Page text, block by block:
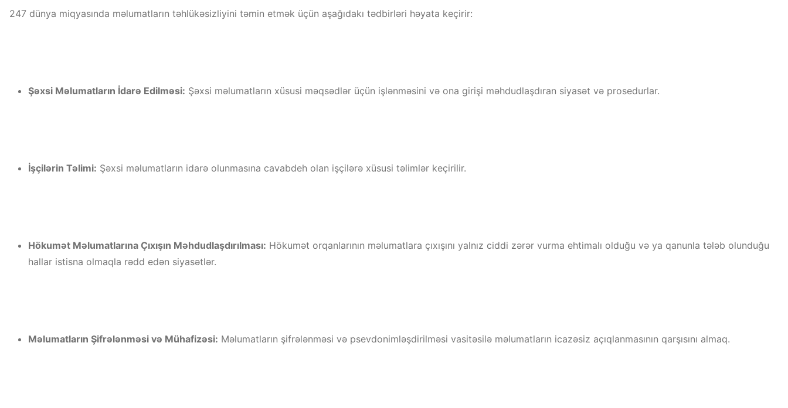
247 dünya miqyasında məlumatların təhlükəsizliyini təmin etmək üçün aşağıdakı tədbirləri həyata keçirir:
Şəxsi Məlumatların İdarə Edilməsi: Şəxsi məlumatların xüsusi məqsədlər üçün işlənməsini və ona girişi məhdudlaşdıran siyasət və prosedurlar.
İşçilərin Təlimi: Şəxsi məlumatların idarə olunmasına cavabdeh olan işçilərə xüsusi təlimlər keçirilir.
Hökumət Məlumatlarına Çıxışın Məhdudlaşdırılması: Hökumət orqanlarının məlumatlara çıxışını yalnız ciddi zərər vurma ehtimalı olduğu və ya qanunla tələb olunduğu
hallar istisna olmaqla rədd edən siyasətlər.
Məlumatların Şifrələnməsi və Mühafizəsi: Məlumatların şifrələnməsi və psevdonimləşdirilməsi vasitəsilə məlumatların icazəsiz açıqlanmasının qarşısını almaq.